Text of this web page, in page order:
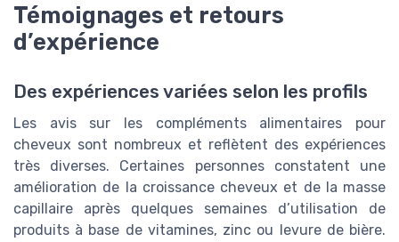
Témoignages et retours
d’expérience
Des expériences variées selon les profils
Les avis sur les compléments alimentaires pour
cheveux sont nombreux et reflètent des expériences
très diverses. Certaines personnes constatent une
amélioration de la croissance cheveux et de la masse
capillaire après quelques semaines d’utilisation de
produits à base de vitamines, zinc ou levure de bière.